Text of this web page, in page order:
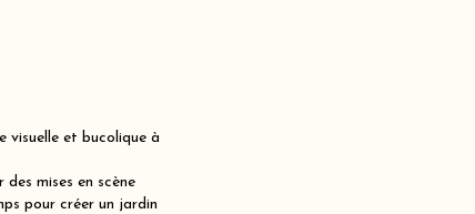
visuelle et bucolique à
mises en scène
pour créer un jardin